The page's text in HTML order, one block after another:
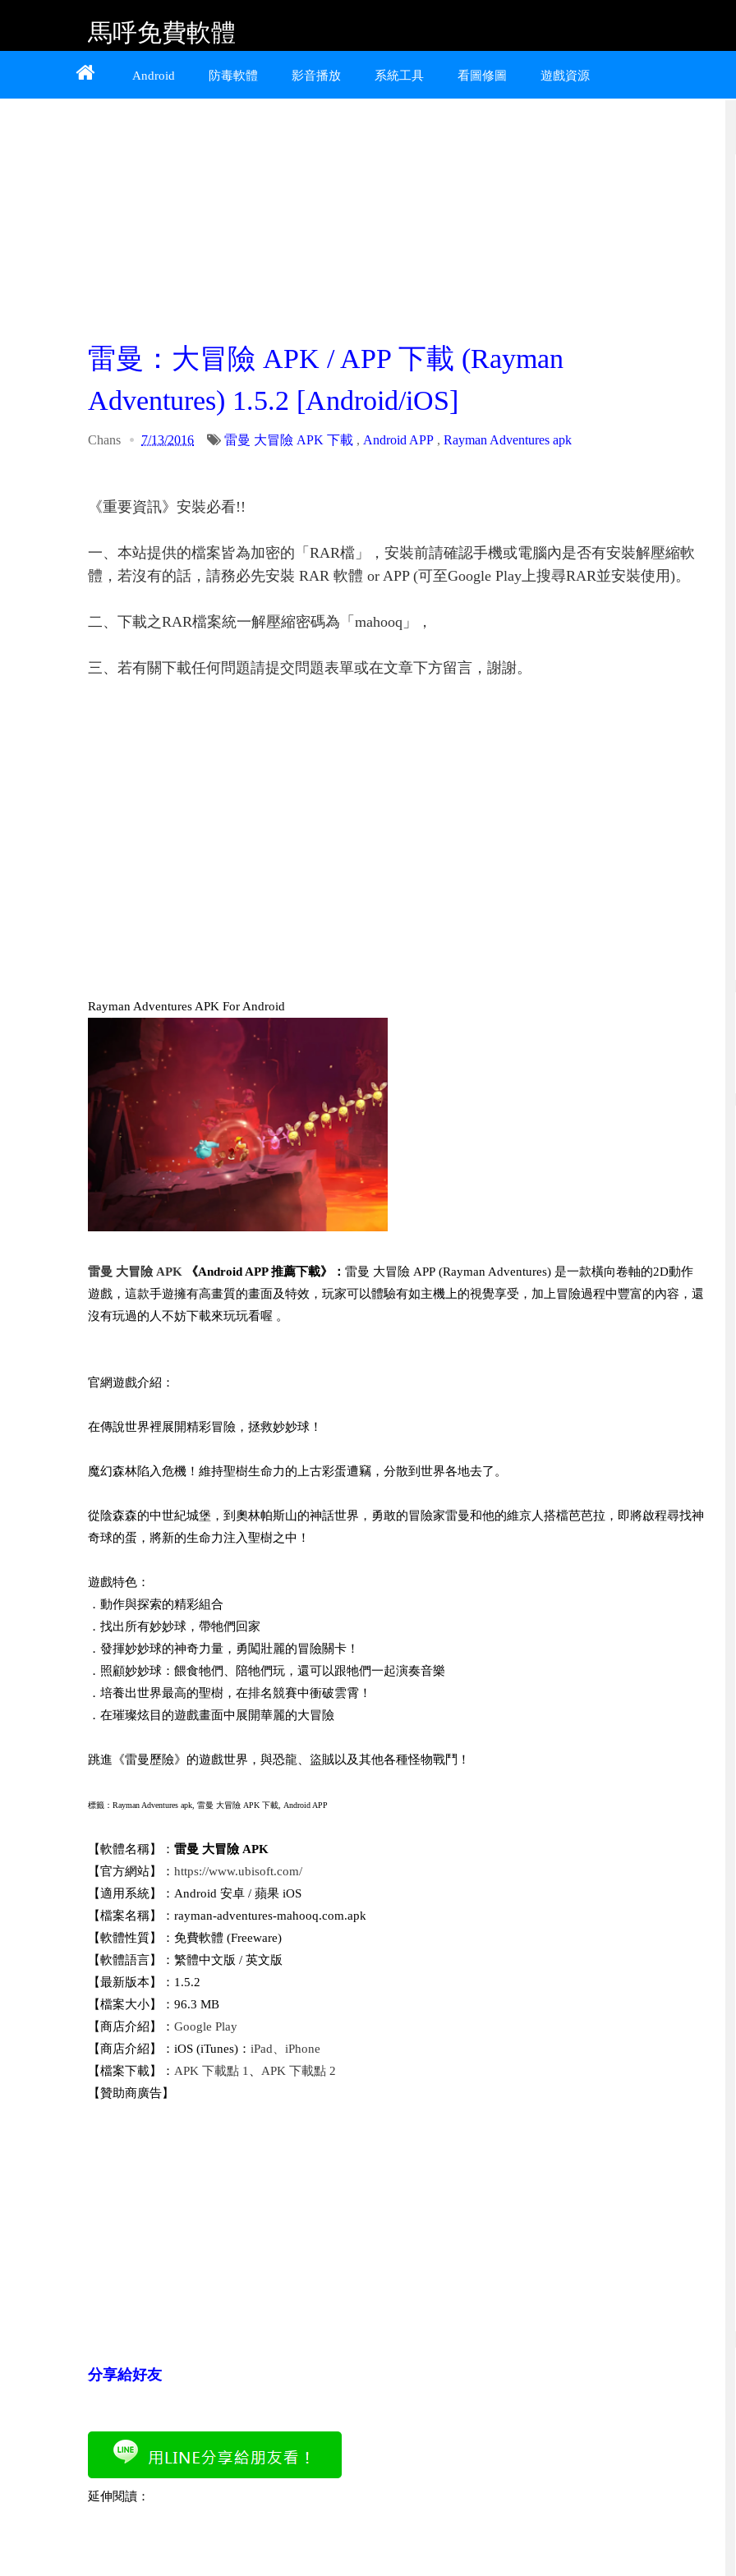
Home About Contact
馬呼免費軟體
提供 Android、iOS 好用的手機應用程式及
Android 防毒軟體 影音播放 系統工具 看圖修圖 遊戲資源
雷曼：大冒險 APK / APP 下載 (Rayman
Adventures) 1.5.2 [Android/iOS]
Chans 7/13/2016 雷曼 大冒險 APK 下載 , Android APP , Rayman Adventures apk
《重要資訊》安裝必看!!
一、本站提供的檔案皆為加密的「RAR檔」，安裝前請確認手機或電腦內是否有安裝解壓縮軟
體，若沒有的話，請務必先安裝 RAR 軟體 or APP (可至Google Play上搜尋RAR並安裝使用)。
二、下載之RAR檔案統一解壓縮密碼為「mahooq」，
三、若有關下載任何問題請提交問題表單或在文章下方留言，謝謝。
Rayman Adventures APK For Android
雷曼 大冒險 APK 《Android APP 推薦下載》： 雷曼 大冒險 APP (Rayman Adventures) 是一款橫向卷軸的2D動作
遊戲，這款手遊擁有高畫質的畫面及特效，玩家可以體驗有如主機上的視覺享受，加上冒險過程中豐富的內容，還
沒有玩過的人不妨下載來玩玩看喔 。
官網遊戲介紹：
在傳說世界裡展開精彩冒險，拯救妙妙球！
魔幻森林陷入危機！維持聖樹生命力的上古彩蛋遭竊，分散到世界各地去了。
從陰森森的中世紀城堡，到奧林帕斯山的神話世界，勇敢的冒險家雷曼和他的維京人搭檔芭芭拉，即將啟程尋找神
奇球的蛋，將新的生命力注入聖樹之中！
遊戲特色：
．動作與探索的精彩組合
．找出所有妙妙球，帶牠們回家
．發揮妙妙球的神奇力量，勇闖壯麗的冒險關卡！
．照顧妙妙球：餵食牠們、陪牠們玩，還可以跟牠們一起演奏音樂
．培養出世界最高的聖樹，在排名競賽中衝破雲霄！
．在璀璨炫目的遊戲畫面中展開華麗的大冒險
跳進《雷曼歷險》的遊戲世界，與恐龍、盜賊以及其他各種怪物戰鬥！
標籤：Rayman Adventures apk, 雷曼 大冒險 APK 下載, Android APP
【軟體名稱】： 雷曼 大冒險 APK
【官方網站】： https://www.ubisoft.com/
【適用系統】：Android 安卓 / 蘋果 iOS
【檔案名稱】：rayman-adventures-mahooq.com.apk
【軟體性質】：免費軟體 (Freeware)
【軟體語言】：繁體中文版 / 英文版
【最新版本】：1.5.2
【檔案大小】：96.3 MB
【商店介紹】： Google Play
【商店介紹】：iOS (iTunes)： iPad、iPhone
【檔案下載】： APK 下載點 1、 APK 下載點 2
【贊助商廣告】
分享給好友
延伸閱讀：